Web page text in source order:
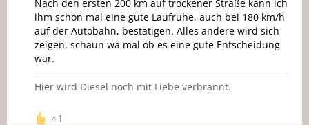
Nach den ersten 200 km auf trockener Straße kann ich
ihm schon mal eine gute Laufruhe, auch bei 180 km/h
auf der Autobahn, bestätigen. Alles andere wird sich
zeigen, schaun wa mal ob es eine gute Entscheidung
war.
Hier wird Diesel noch mit Liebe verbrannt.
1